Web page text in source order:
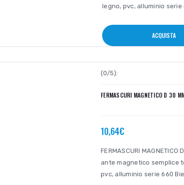
legno, pvc, alluminio
ACQUISTA
(0/5):
FERMASCURI MAGNETICO D 30
10,64€
FERMASCURI
ante magnetico semplice
pvc, alluminio serie 660